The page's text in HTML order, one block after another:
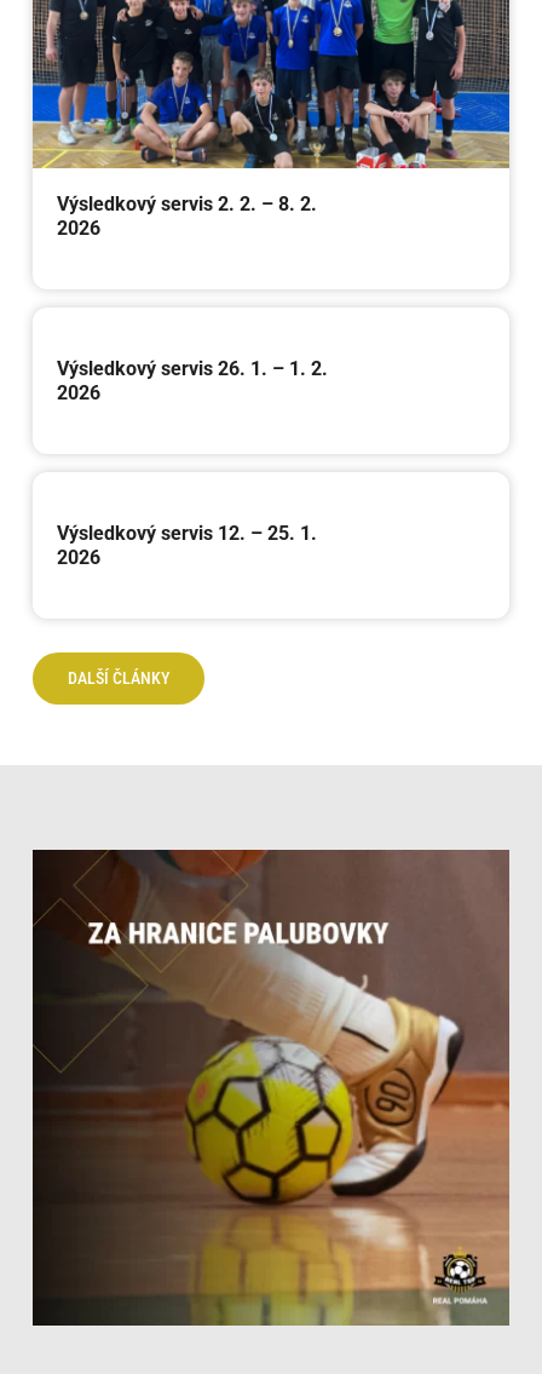
Výsledkový servis 2. 2. – 8. 2.
2026
Výsledkový servis 26. 1. – 1. 2.
2026
Výsledkový servis 12. – 25. 1.
2026
DALŠÍ ČLÁNKY